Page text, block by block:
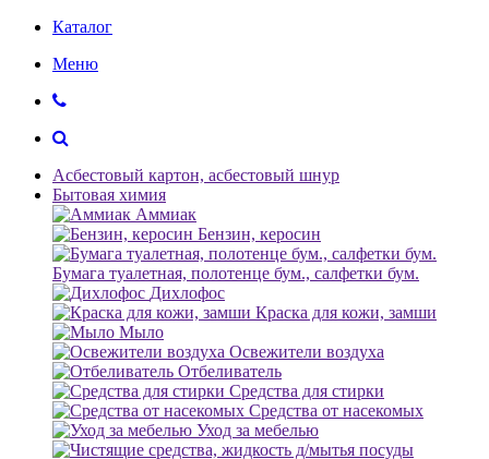
Каталог
Меню
Асбестовый картон, асбестовый шнур
Бытовая химия
Аммиак
Бензин, керосин
Бумага туалетная, полотенце бум., салфетки бум.
Дихлофос
Краска для кожи, замши
Мыло
Освежители воздуха
Отбеливатель
Средства для стирки
Средства от насекомых
Уход за мебелью